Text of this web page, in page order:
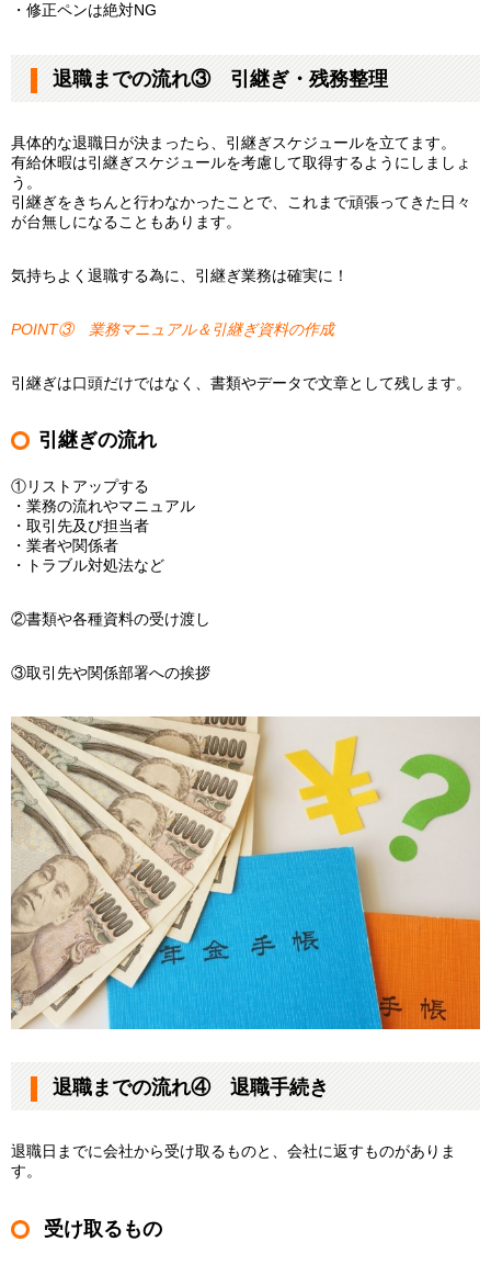
・修正ペンは絶対NG
退職までの流れ③ 引継ぎ・残務整理
具体的な退職日が決まったら、引継ぎスケジュールを立てます。
有給休暇は引継ぎスケジュールを考慮して取得するようにしましょ
う。
引継ぎをきちんと行わなかったことで、これまで頑張ってきた日々
が台無しになることもあります。
気持ちよく退職する為に、引継ぎ業務は確実に！
POINT③ 業務マニュアル＆引継ぎ資料の作成
引継ぎは口頭だけではなく、書類やデータで文章として残します。
引継ぎの流れ
①リストアップする
・業務の流れやマニュアル
・取引先及び担当者
・業者や関係者
・トラブル対処法など
②書類や各種資料の受け渡し
③取引先や関係部署への挨拶
退職までの流れ④ 退職手続き
退職日までに会社から受け取るものと、会社に返すものがありま
す。
受け取るもの